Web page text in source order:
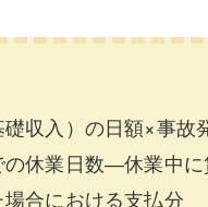
収入）の日額×事故
の休業日数―休業中
合における支払分